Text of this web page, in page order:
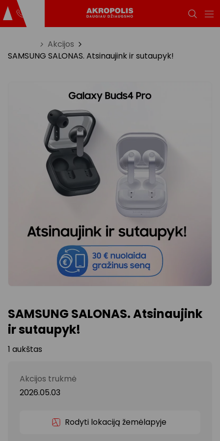
Akcijos
SAMSUNG SALONAS. Atsinaujink ir sutaupyk!
SAMSUNG SALONAS. Atsinaujink
ir sutaupyk!
1 aukštas
Akcijos trukmė
2026.05.03
Rodyti lokaciją žemėlapyje